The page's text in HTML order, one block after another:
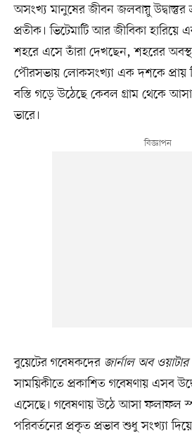
অসংখ্য মানুষের জীবন জলবায়ু উদ্বাস্তুর
প্রতীক। ভিটেমাটি আর জীবিকা
শহরে এসে তাঁরা দেখছেন, শহরের
পৌরসভায় লোকসংখ্যা এক দশকে প্রায়
বস্তি গড়ে উঠেছে কেবল গ্রাম থেকে
ভারে।
বুয়েটের গবেষকদের জার্নাল অব ওয়াটার
সাময়িকীতে প্রকাশিত গবেষণায় এসব
এসেছে। গবেষণায় উঠে আসা ফলাফল
পরিবর্তনের প্রকৃত প্রভাব শুধু সংখ্যা